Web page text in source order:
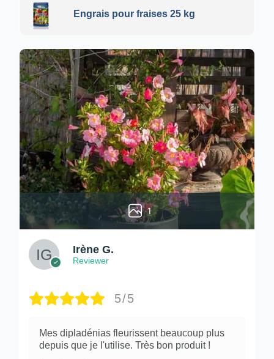
Engrais pour fraises 25 kg
1
Irène G.
Reviewer
5/5
Mes dipladénias fleurissent beaucoup plus
depuis que je l'utilise. Très bon produit !